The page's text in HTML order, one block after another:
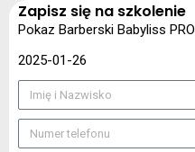
Zapisz się na szkolenie
Pokaz Barberski Babyliss PRO
2025-01-26